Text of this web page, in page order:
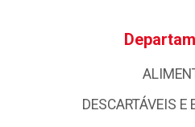
DESCARTÁVEIS E